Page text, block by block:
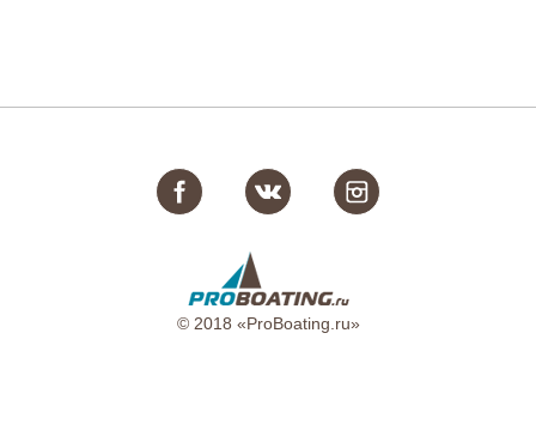
© 2018 «ProBoating.ru»